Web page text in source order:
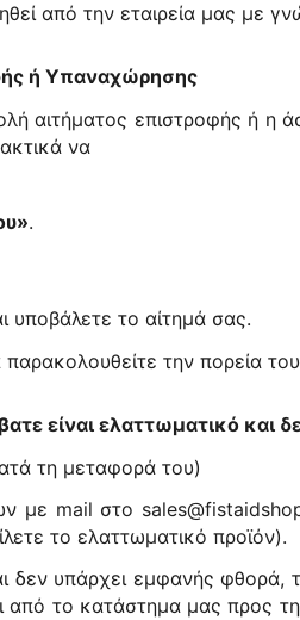
από την εταιρεία μας με
ή Υπαναχώρησης
αιτήματος επιστροφής ή η
να
.
υποβάλετε το αίτημά σας.
την πορεία
είναι ελαττωματικό και
τη μεταφορά του)
με mail στο
το ελαττωματικό προϊόν).
υπάρχει εμφανής φθορά,
το κατάστημα μας προς